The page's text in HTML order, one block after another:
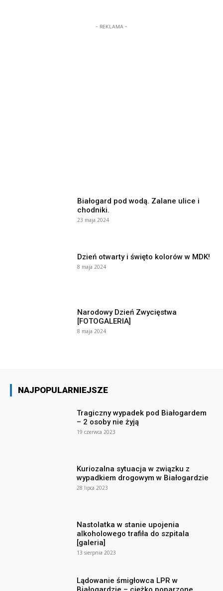
- REKLAMA -
Białogard pod wodą. Zalane ulice i
chodniki.
23 maja 2024
Dzień otwarty i święto kolorów w MDK!
8 maja 2024
Narodowy Dzień Zwycięstwa
[FOTOGALERIA]
8 maja 2024
NAJPOPULARNIEJSZE
Tragiczny wypadek pod Białogardem
– 2 osoby nie żyją
19 czerwca 2023
Kuriozalna sytuacja w związku z
wypadkiem drogowym w Białogardzie
28 lipca 2023
Nastolatka w stanie upojenia
alkoholowego trafiła do szpitala
[galeria]
13 sierpnia 2023
Lądowanie śmigłowca LPR w